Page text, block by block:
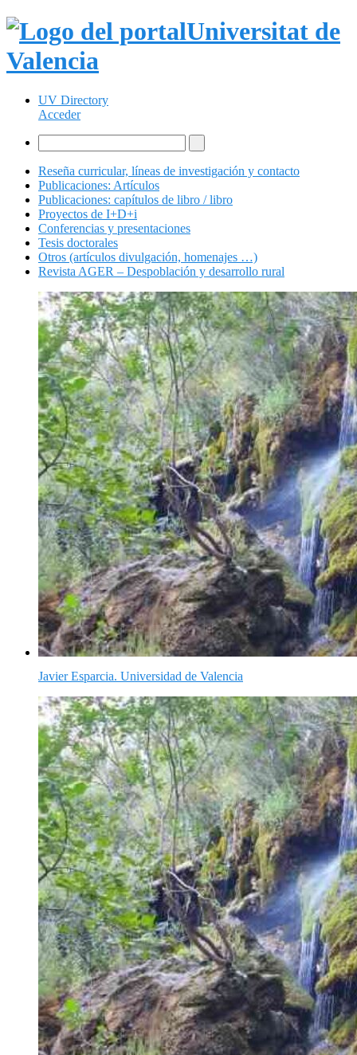
Universitat de
Valencia
UV Directory
Acceder
Reseña curricular, líneas de investigación y contacto
Publicaciones: Artículos
Publicaciones: capítulos de libro / libro
Proyectos de I+D+i
Conferencias y presentaciones
Tesis doctorales
Otros (artículos divulgación, homenajes …)
Revista AGER – Despoblación y desarrollo rural
Javier Esparcia. Universidad de Valencia